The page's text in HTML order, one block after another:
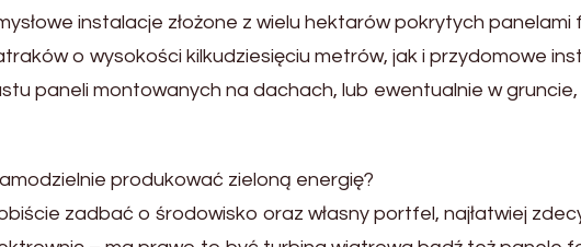
instalacje złożone z wielu hektarów pokrytych
o wysokości kilkudziesięciu metrów, jak i przydomowe
paneli montowanych na dachach, lub ewentualnie w gruncie,
produkować zieloną energię?
zadbać o środowisko oraz własny portfel, najłatwiej